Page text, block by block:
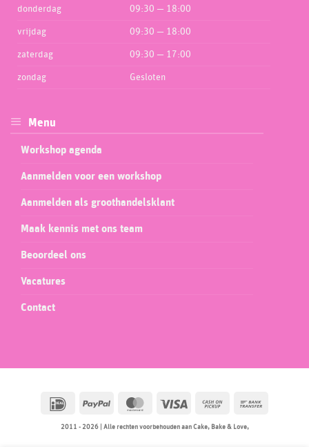
donderdag 09:30 — 18:00
vrijdag 09:30 — 18:00
zaterdag 09:30 — 17:00
zondag Gesloten
Menu
Workshop agenda
Aanmelden voor een workshop
Aanmelden als groothandelsklant
Maak kennis met ons team
Beoordeel ons
Vacatures
Contact
IDeal PayPal MasterCardVisa
Cash
2011 - 2026 | Alle rechten voorbehouden aan Cake, Bake & Love,